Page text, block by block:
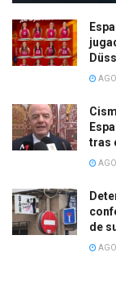
tras
de